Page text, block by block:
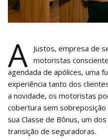
A
Justos, empresa de
motoristas
agendada de apólices, uma
experiência tanto dos
a novidade, os motoristas
cobertura sem
sua Classe de Bônus, um
transição de seguradoras.